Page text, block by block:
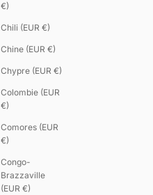
€)
Chili (EUR €)
Chine (EUR €)
Chypre (EUR €)
Colombie (EUR
€)
Comores (EUR
€)
Congo-
Brazzaville
(EUR €)